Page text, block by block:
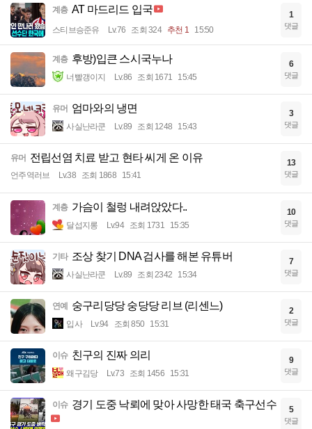
계층 AT 마드리드 입국
스티브승준유 Lv.76 조회 324 추천 1 15:50
1
댓글
계층 후방)입큰 스시국누나
너빨갱이지 Lv.86 조회 1671 15:45
6
댓글
유머 엄마와의 냉면
사실난라쿤 Lv.89 조회 1248 15:43
3
댓글
유머 전립선염 치료 받고 현타 씨게 온 이유
언주역러브 Lv.38 조회 1868 15:41
13
댓글
계층 가슴이 철렁 내려앉았다..
달섭지롱 Lv.94 조회 1731 15:35
10
댓글
기타 조상 찾기 DNA 검사를 해본 유튜버
사실난라쿤 Lv.89 조회 2342 15:34
7
댓글
연예 숭구리당당 숭당당 리브 (리센느)
입사 Lv.94 조회 850 15:31
2
댓글
이슈 친구의 진짜 의리
왜구김당 Lv.73 조회 1456 15:31
9
댓글
이슈 경기 도중 낙뢰에 맞아 사망한 태국 축구선수 5
댓글